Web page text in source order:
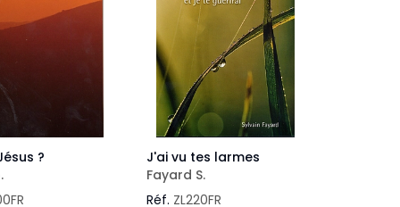
?
J'ai vu tes larmes
Fayard S.
Réf. ZL220FR